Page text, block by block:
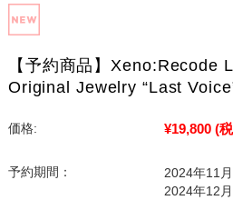
【予約商品】Xeno:Recode
Original Jewelry “Last
価格: ¥19,800 (
予約期間：
2024年11
2024年12